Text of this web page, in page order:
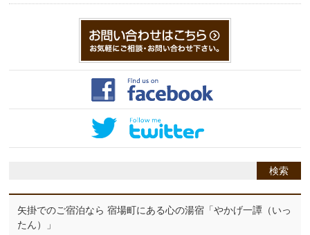
矢掛でのご宿泊なら 宿場町にある心の湯宿「やかげ一譚（いっ
たん）」